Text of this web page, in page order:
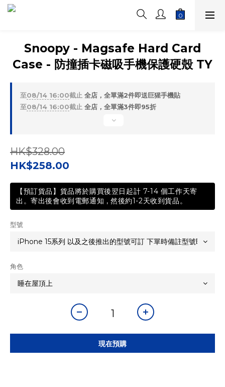
Snoopy - Magsafe Hard Card
Case - 防撞插卡磁吸手機保護硬殼 TY
至08/14 16:00截止 全店，全單滿2件即送巨猩手機貼
至08/14 16:00截止 全店，全單滿3件即95折
HK$328.00
HK$258.00
【預訂貨品】貨品將於購買後翌日起計 7-14 個工作天寄
出。寄出後會收到電郵通知 , 然後約1-2天收到貨品。
型號
角色
現在預購